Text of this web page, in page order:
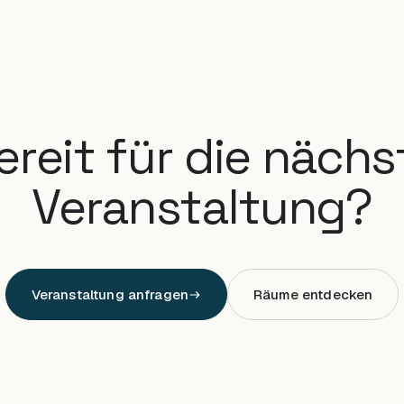
für die
Veranstaltung?
Veranstaltung anfragen Räume entdecken